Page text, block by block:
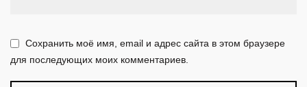
Сохранить моё имя, email и адрес сайта в этом браузере
для последующих моих комментариев.